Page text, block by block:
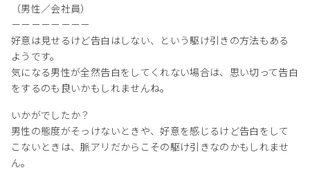
（男性／会社員）
－－－－－－－－
好意は見せるけど告白はしない、という駆け引きの方法もある
ようです。
気になる男性が全然告白をしてくれない場合は、思い切って告白
をするのも良いかもしれませんね。
いかがでしたか？
男性の態度がそっけないときや、好意を感じるけど告白をして
こないときは、脈アリだからこその駆け引きなのかもしれませ
ん。